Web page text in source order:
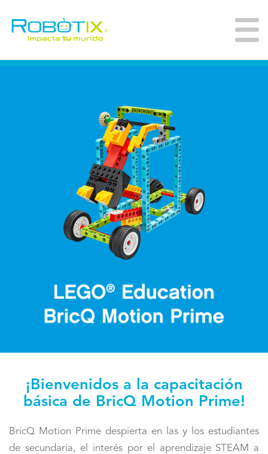
¡Bienvenidos a la capacitación
básica de BricQ Motion Prime!
BricQ Motion Prime despierta en las y los estudiantes
de secundaria, el interés por el aprendizaje STEAM a